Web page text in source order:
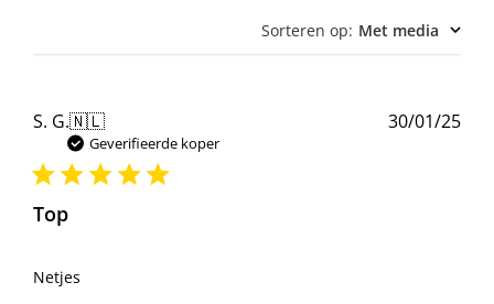
Sorteren op: Met media
S. G.🇳🇱
Geverifieerde koper
Top
Netjes
30/01/25